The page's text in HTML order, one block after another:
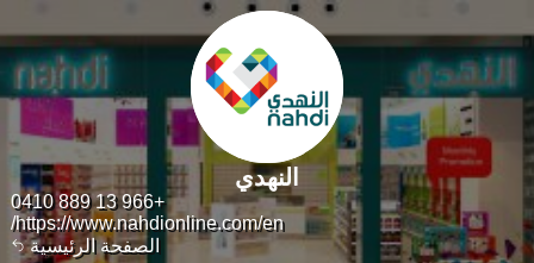
الصفحة الرئيسية
+966 13 889 0410
https://www.nahdionline.com/en/
النهدي